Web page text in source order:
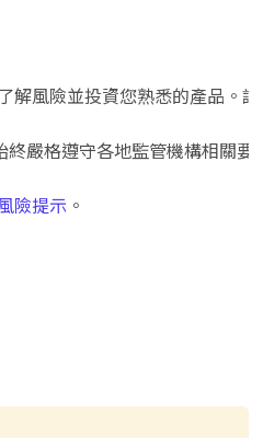
解風險並投資您熟悉的產品。
嚴格遵守各地監管機構相關
險提示 。